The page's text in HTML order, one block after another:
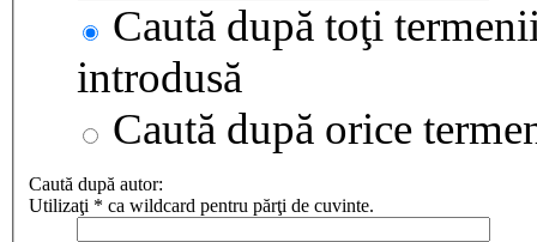
Caută după toţi
introdusă
Caută după orice
Caută după autor:
Utilizaţi * ca wildcard pentru părţi de cuvinte.